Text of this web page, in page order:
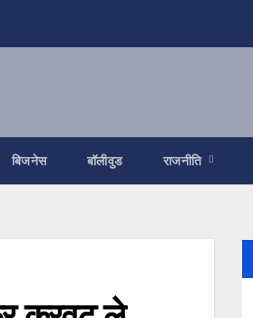
बिजनेस बॉलीवुड राजनीति